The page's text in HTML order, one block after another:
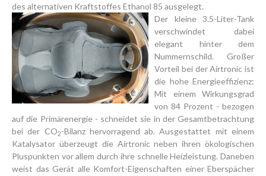
des alternativen Kraftstoffes Ethanol 85 ausgelegt.
Der kleine 3.5-Liter-Tank
verschwindet dabei
elegant hinter dem
Nummernschild. Großer
Vorteil bei der Airtronic ist
die hohe Energieeffizienz:
Mit einem Wirkungsgrad
von 84 Prozent - bezogen
auf die Primärenergie - schneidet sie in der Gesamtbetrachtung
bei der CO2-Bilanz hervorragend ab. Ausgestattet mit einem
Katalysator überzeugt die Airtronic neben ihren ökologischen
Pluspunkten vor allem durch ihre schnelle Heizleistung. Daneben
weist das Gerät alle Komfort-Eigenschaften einer Eberspächer